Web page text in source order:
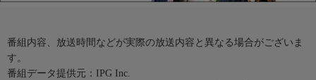
番組内容、放送時間などが実際の放送内容と異なる場合がございま
す。
番組データ提供元：IPG Inc.